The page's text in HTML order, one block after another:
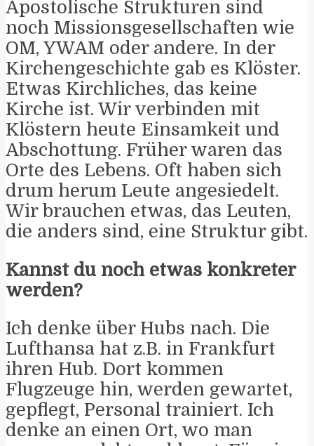
Apostolische Strukturen sind
noch Missionsgesellschaften wie
OM, YWAM oder andere. In der
Kirchengeschichte gab es Klöster.
Etwas Kirchliches, das keine
Kirche ist. Wir verbinden mit
Klöstern heute Einsamkeit und
Abschottung. Früher waren das
Orte des Lebens. Oft haben sich
drum herum Leute angesiedelt.
Wir brauchen etwas, das Leuten,
die anders sind, eine Struktur gibt.
Kannst du noch etwas konkreter
werden?
Ich denke über Hubs nach. Die
Lufthansa hat z.B. in Frankfurt
ihren Hub. Dort kommen
Flugzeuge hin, werden gewartet,
gepflegt, Personal trainiert. Ich
denke an einen Ort, wo man